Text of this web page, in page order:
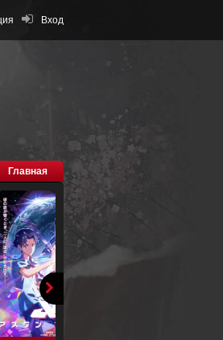
Вход
Главная